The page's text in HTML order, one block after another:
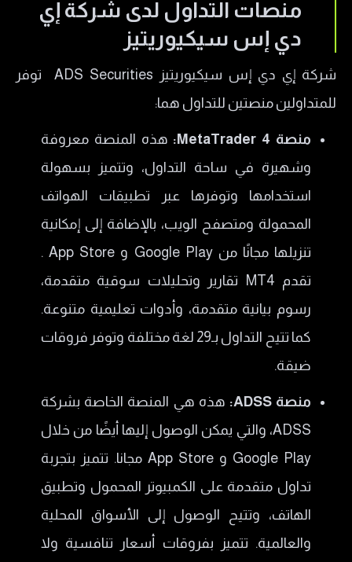
منصات التداول لدى شركة إي
دي إس سيكيوريتيز
شركة إي دي إس سيكيوريتيز ADS Securities توفر
للمتداولين منصتين للتداول هما:
منصة MetaTrader 4:
هذه المنصة معروفة
وشهيرة في ساحة التداول، وتتميز بسهولة
استخدامها وتوفرها عبر تطبيقات الهواتف
المحمولة ومتصفح الويب، بالإضافة إلى إمكانية
تنزيلها مجانًا من Google Play و App Store .
تقدم MT4 تقارير وتحليلات سوقية متقدمة،
رسوم بيانية متقدمة، وأدوات تعليمية متنوعة.
كما تتيح التداول بـ29 لغة مختلفة وتوفر فروقات
ضيقة.
منصة ADSS:
هذه هي المنصة الخاصة بشركة
ADSS، والتي يمكن الوصول إليها أيضًا من خلال
Google Play و App Store مجانا. تتميز بتجربة
تداول متقدمة على الكمبيوتر المحمول وتطبيق
الهاتف، وتتيح الوصول إلى الأسواق المحلية
والعالمية. تتميز بفروقات أسعار تنافسية ولا